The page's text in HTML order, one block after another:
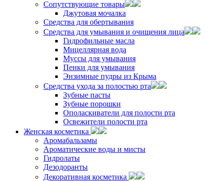
Сопутствующие товары
Джутовая мочалка
Средства для обертывания
Средства для умывания и очищения лица
Гидрофильные масла
Мицеллярная вода
Муссы для умывания
Пенки для умывания
Энзимные пудры из Крыма
Средства ухода за полостью рта
Зубные пасты
Зубные порошки
Ополаскиватели для полости рта
Освежители полости рта
Женская косметика
Аромабальзамы
Ароматические воды и мисты
Гидролаты
Дезодоранты
Декоративная косметика